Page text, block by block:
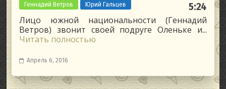
Геннадий Ветров Юрий Гальцев 5:24
Лицо южной национальности (Геннадий
Ветров) звонит своей подруге Оленьке и...
Читать полностью
Апрель 6, 2016